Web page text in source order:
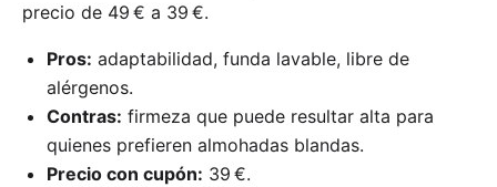
precio de 49 € a 39 €.
Pros: adaptabilidad, funda lavable, libre de
alérgenos.
Contras: firmeza que puede resultar alta para
quienes prefieren almohadas blandas.
Precio con cupón: 39 €.